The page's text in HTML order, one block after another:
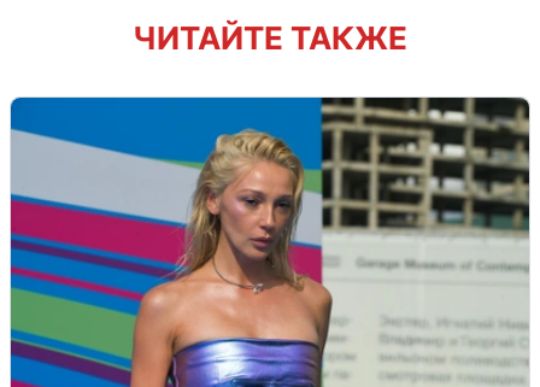
ЧИТАЙТЕ ТАКЖЕ